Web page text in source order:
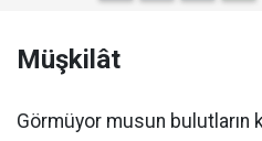
Müşkilât
Görmüyor musun bulutların